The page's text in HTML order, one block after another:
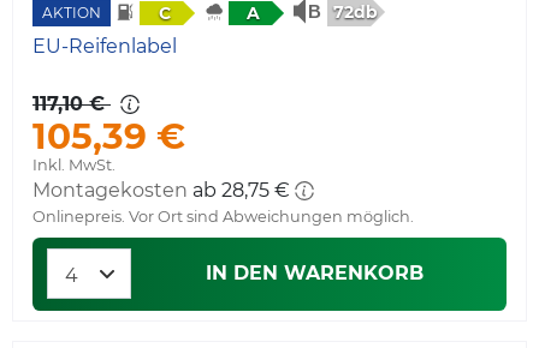
AKTION C A 72db
EU-Reifenlabel
117,10 €
105,39 €
Inkl. MwSt.
Montagekosten ab 28,75 €
Onlinepreis. Vor Ort sind Abweichungen möglich.
IN DEN WARENKORB